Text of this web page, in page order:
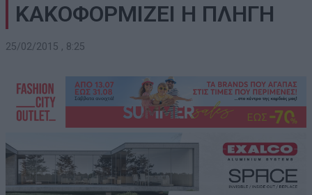
ΚΑΚΟΦΟΡΜΙΖΕΙ Η ΠΛΗΓΗ
25/02/2015 , 8:25